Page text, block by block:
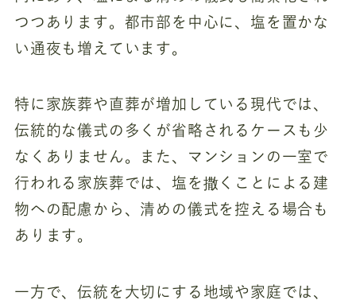
つつあります。都市部を中心に、塩を置かな
い通夜も増えています。
特に家族葬や直葬が増加している現代では、
伝統的な儀式の多くが省略されるケースも少
なくありません。また、マンションの一室で
行われる家族葬では、塩を撒くことによる建
物への配慮から、清めの儀式を控える場合も
あります。
一方で、伝統を大切にする地域や家庭では、